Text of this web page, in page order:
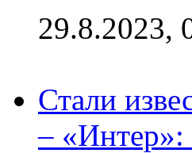
29.8.2023,
Стали
– «Интер»: